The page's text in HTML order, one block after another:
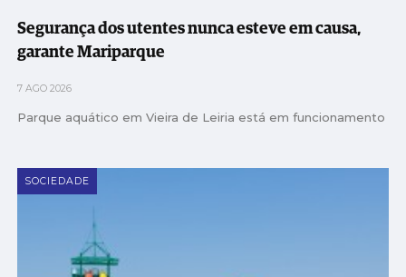
Segurança dos utentes nunca esteve em causa,
garante Mariparque
7 AGO 2026
Parque aquático em Vieira de Leiria está em funcionamento
SOCIEDADE